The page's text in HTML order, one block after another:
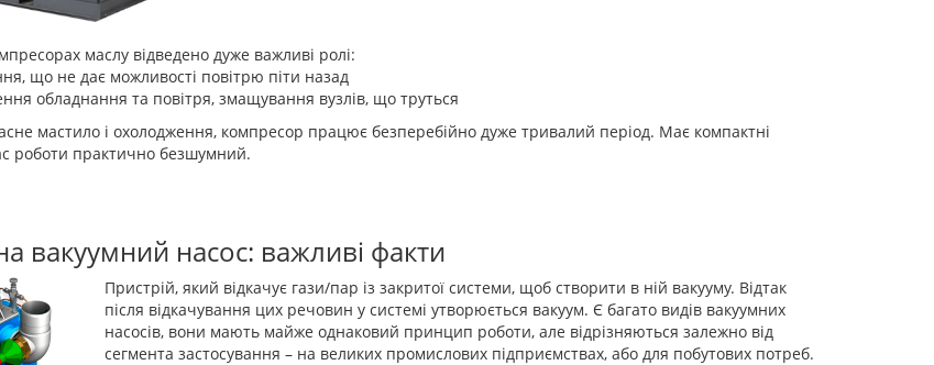
маслу відведено дуже важливі ролі:
що не дає можливості повітрю піти назад
обладнання та повітря, змащування вузлів, що труться
мастило і охолодження, компресор працює безперебійно дуже тривалий період. Має компактні
роботи практично безшумний.
вакуумний насос: важливі факти
Пристрій, який відкачує гази/пар із закритої системи, щоб створити в ній вакууму. Відтак
після відкачування цих речовин у системі утворюється вакуум. Є багато видів вакуумних
насосів, вони мають майже однаковий принцип роботи, але відрізняються залежно від
сегмента застосування – на великих промислових підприємствах, або для побутових потреб.